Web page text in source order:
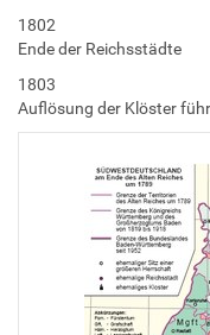
1802
Ende der Reichsstädte
1803
Auflösung der Klöster